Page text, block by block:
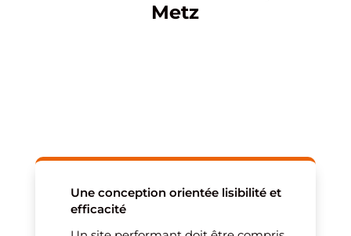
Metz
Une conception orientée lisibilité et
efficacité